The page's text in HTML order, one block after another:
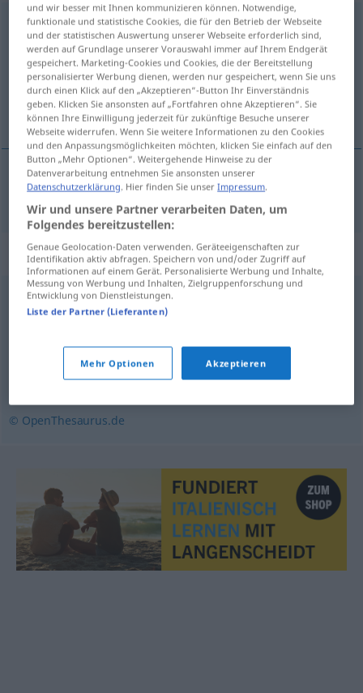
konsterniertadj
Übersicht aller Übersetzungen
(Für mehr Details die Übersetzung anklicken/antippen)
costernato
costernato konsterniert
Synonyme für "konsterniert"
verdattert (ugs.),verständnislos
ratlos,baff (ugs.) schockiert,geplättet (ugs.,
fassungslos
© OpenThesaurus.de
und wir besser mit Ihnen kommunizieren können. Notwendige,
funktionale und statistische Cookies, die für den Betrieb der Webseite
und der statistischen Auswertung unserer Webseite erforderlich sind,
werden auf Grundlage unserer Vorauswahl immer auf Ihrem Endgerät
gespeichert. Marketing-Cookies und Cookies, die der Bereitstellung
personalisierter Werbung dienen, werden nur gespeichert, wenn Sie uns
durch einen Klick auf den „Akzeptieren“-Button Ihr Einverständnis
geben. Klicken Sie ansonsten auf „Fortfahren ohne Akzeptieren“. Sie
können Ihre Einwilligung jederzeit für zukünftige Besuche unserer
Webseite widerrufen. Wenn Sie weitere Informationen zu den Cookies
und den Anpassungsmöglichkeiten möchten, klicken Sie einfach auf den
Button „Mehr Optionen“. Weitergehende Hinweise zu der
Datenverarbeitung entnehmen Sie ansonsten unserer
Datenschutzerklärung. Hier finden Sie unserImpressum.
Wir und unsere Partner verarbeiten Daten, um
Folgendes bereitzustellen:
Genaue Geolocation-Daten verwenden. Geräteeigenschaften zur
Identifikation aktiv abfragen. Speichern von und/oder Zugriff auf
Informationen auf einem Gerät. Personalisierte Werbung und Inhalte,
Messung von Werbung und Inhalten, Zielgruppenforschung und
Entwicklung von Dienstleistungen.
Liste der Partner (Lieferanten)
Mehr Optionen Akzeptieren